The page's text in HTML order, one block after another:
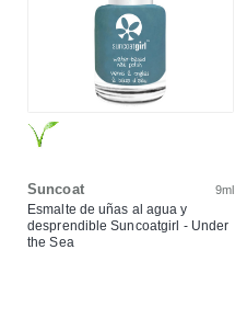
Suncoat 9ml
Esmalte de uñas al agua y
desprendible Suncoatgirl - Under
the Sea